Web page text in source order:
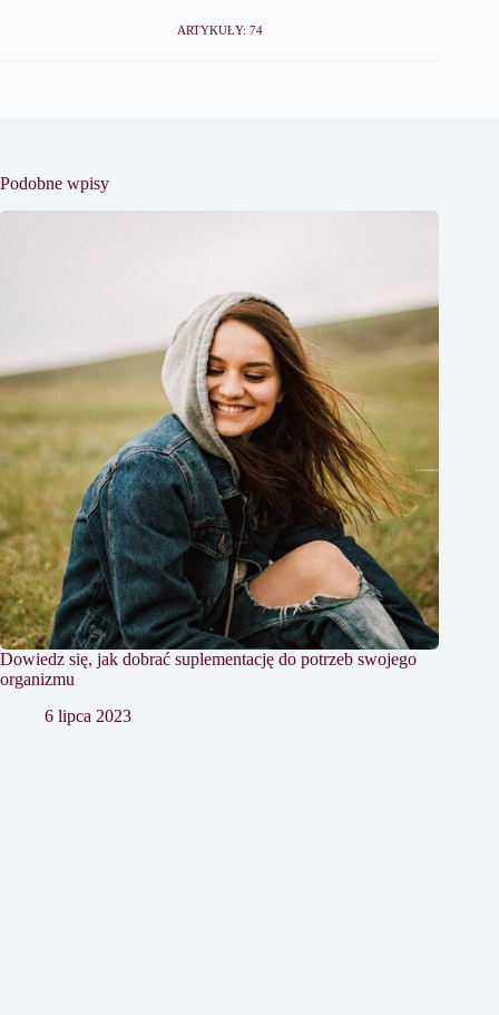
ARTYKUŁY: 74
Podobne wpisy
Dowiedz się, jak dobrać suplementację do potrzeb swojego
organizmu
6 lipca 2023